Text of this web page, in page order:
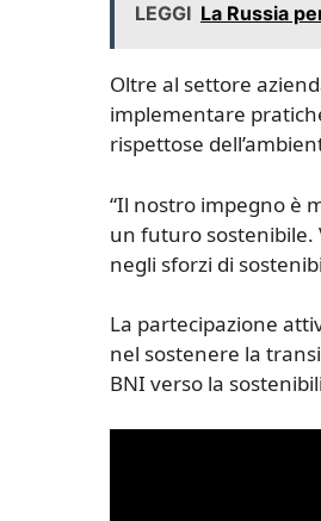
LEGGI La Russia
Oltre al settore
implementare
rispettose
“Il nostro impegno è
un futuro sostenibile.
negli sforzi di
La partecipazione
nel sostenere la
BNI verso la